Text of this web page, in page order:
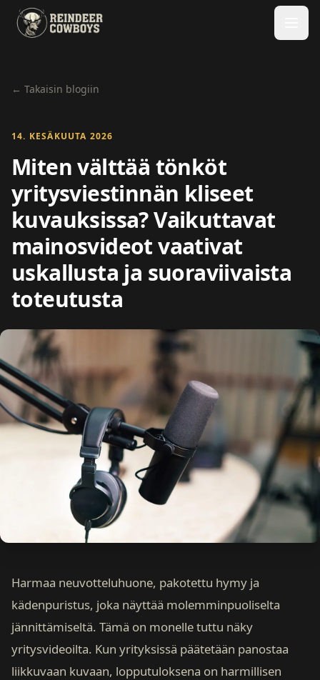
← Takaisin blogiin
14. KESÄKUUTA 2026
Miten välttää tönköt
yritysviestinnän kliseet
kuvauksissa? Vaikuttavat
mainosvideot vaativat
uskallusta ja suoraviivaista
toteutusta
Harmaa neuvotteluhuone, pakotettu hymy ja
kädenpuristus, joka näyttää molemminpuoliselta
jännittämiseltä. Tämä on monelle tuttu näky
yritysvideoilta. Kun yrityksissä päätetään panostaa
liikkuvaan kuvaan, lopputuloksena on harmillisen